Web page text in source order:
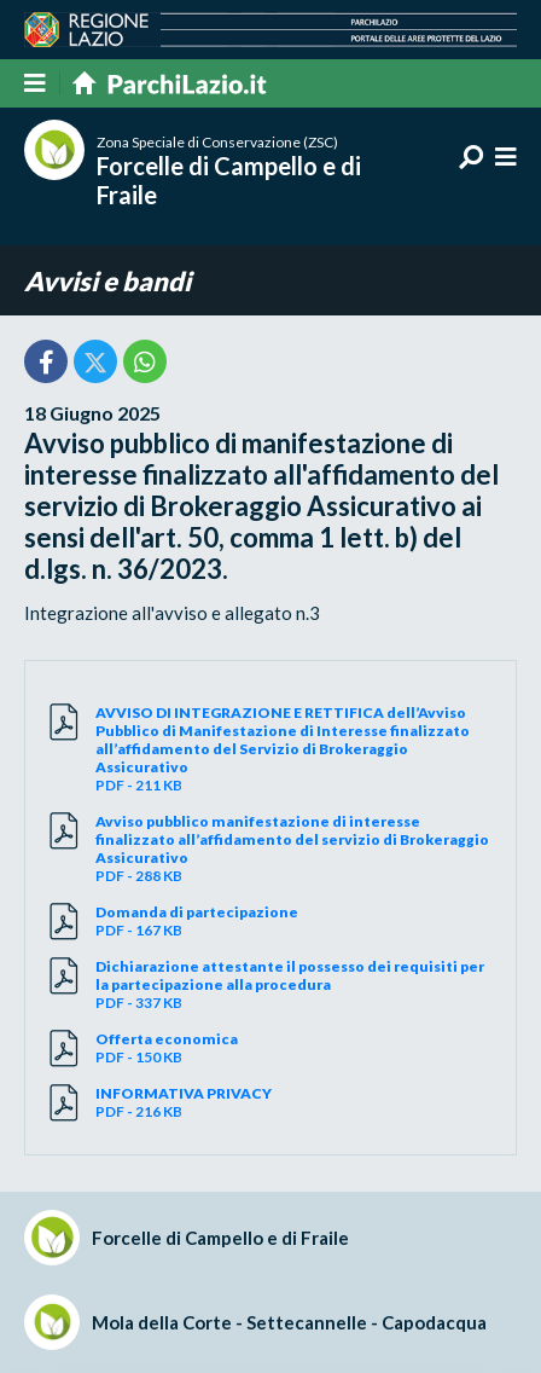
Zona Speciale di Conservazione (ZSC)
Forcelle di Campello e di
Fraile
Avvisi e bandi
18 Giugno 2025
Avviso pubblico di manifestazione di
interesse finalizzato all'affidamento del
servizio di Brokeraggio Assicurativo ai
sensi dell'art. 50, comma 1 lett. b) del
d.lgs. n. 36/2023.
Integrazione all'avviso e allegato n.3
AVVISO DI INTEGRAZIONE E RETTIFICA dell’Avviso
Pubblico di Manifestazione di Interesse finalizzato
all’affidamento del Servizio di Brokeraggio
Assicurativo
PDF - 211 KB
Avviso pubblico manifestazione di interesse
finalizzato all’affidamento del servizio di Brokeraggio
Assicurativo
PDF - 288 KB
Domanda di partecipazione
PDF - 167 KB
Dichiarazione attestante il possesso dei requisiti per
la partecipazione alla procedura
PDF - 337 KB
Offerta economica
PDF - 150 KB
INFORMATIVA PRIVACY
PDF - 216 KB
Forcelle di Campello e di Fraile
Mola della Corte - Settecannelle - Capodacqua